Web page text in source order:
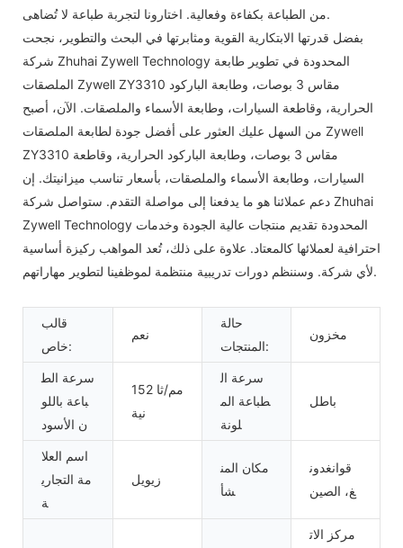
من الطباعة بكفاءة وفعالية. اختارونا لتجربة طباعة لا تُضاهى.
بفضل قدرتها الابتكارية القوية ومثابرتها في البحث والتطوير، نجحت
شركة Zhuhai Zywell Technology المحدودة في تطوير طابعة
الملصقات Zywell ZY3310 مقاس 3 بوصات، وطابعة الباركود
الحرارية، وقاطعة السيارات، وطابعة الأسماء والملصقات. الآن، أصبح
من السهل عليك العثور على أفضل جودة لطابعة الملصقات Zywell
ZY3310 مقاس 3 بوصات، وطابعة الباركود الحرارية، وقاطعة
السيارات، وطابعة الأسماء والملصقات، بأسعار تناسب ميزانيتك. إن
دعم عملائنا هو ما يدفعنا إلى مواصلة التقدم. ستواصل شركة Zhuhai
Zywell Technology المحدودة تقديم منتجات عالية الجودة وخدمات
احترافية لعملائها كالمعتاد. علاوة على ذلك، تُعد المواهب ركيزة أساسية
لأي شركة. وسننظم دورات تدريبية منتظمة لموظفينا لتطوير مهاراتهم.
قالب
خاص:
نعم
حالة
المنتجات:
مخزون
سرعة الط
باعة باللو
ن الأسود
152 مم/ثا
نية
سرعة ال
طباعة الم
لونة
باطل
اسم العلا
مة التجاري
ة
زيويل
مكان المن
شأ
قوانغدون
غ، الصين
مركز الات